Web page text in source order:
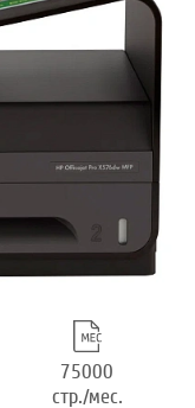
75000
стр./мес.